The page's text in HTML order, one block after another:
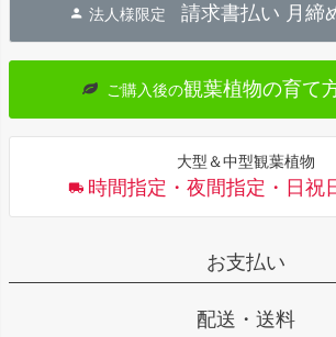
法人様限定 請求書払い 月締
ご購入後の観葉植物の育て
大型＆中型観葉植物
時間指定・夜間指定・日祝
お支払い
配送・送料